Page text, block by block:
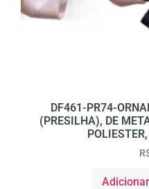
DF461-PR74-
(PRESILHA), DE